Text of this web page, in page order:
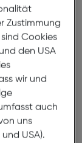
Gewicht, und
Durch
großartige
Zustimmung
Cookies
den USA
wir und
auch
uns
USA).